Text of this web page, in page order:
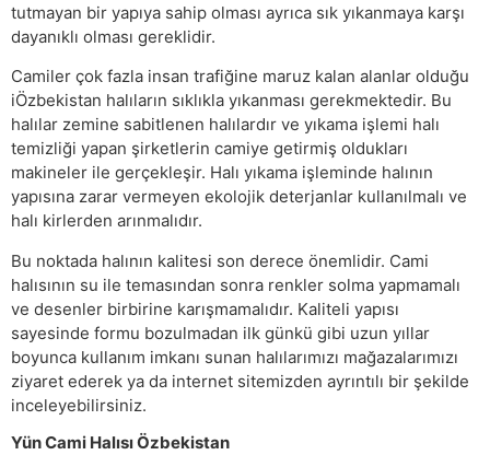
tutmayan bir yapıya sahip olması ayrıca sık yıkanmaya karşı
dayanıklı olması gereklidir.
Camiler çok fazla insan trafiğine maruz kalan alanlar olduğu
iÖzbekistan halıların sıklıkla yıkanması gerekmektedir. Bu
halılar zemine sabitlenen halılardır ve yıkama işlemi halı
temizliği yapan şirketlerin camiye getirmiş oldukları
makineler ile gerçekleşir. Halı yıkama işleminde halının
yapısına zarar vermeyen ekolojik deterjanlar kullanılmalı ve
halı kirlerden arınmalıdır.
Bu noktada halının kalitesi son derece önemlidir. Cami
halısının su ile temasından sonra renkler solma yapmamalı
ve desenler birbirine karışmamalıdır. Kaliteli yapısı
sayesinde formu bozulmadan ilk günkü gibi uzun yıllar
boyunca kullanım imkanı sunan halılarımızı mağazalarımızı
ziyaret ederek ya da internet sitemizden ayrıntılı bir şekilde
inceleyebilirsiniz.
Yün Cami Halısı Özbekistan